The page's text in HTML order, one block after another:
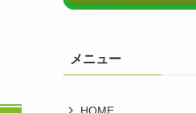
メニュー
HOME